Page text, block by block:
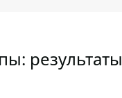
результаты